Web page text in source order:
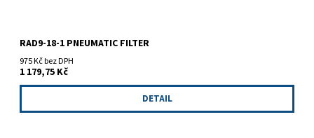
RAD9-18-1 PNEUMATIC FILTER
975 Kč bez DPH
1 179,75 Kč
DETAIL